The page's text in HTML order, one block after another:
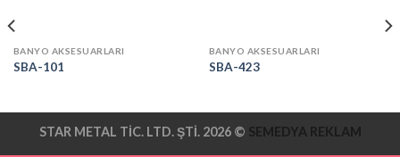
BANYO AKSESUARLARI
SBA-101
BANYO AKSESUARLARI
SBA-423
STAR METAL TİC. LTD. ŞTİ. 2026 © SEMEDYA REKLAM